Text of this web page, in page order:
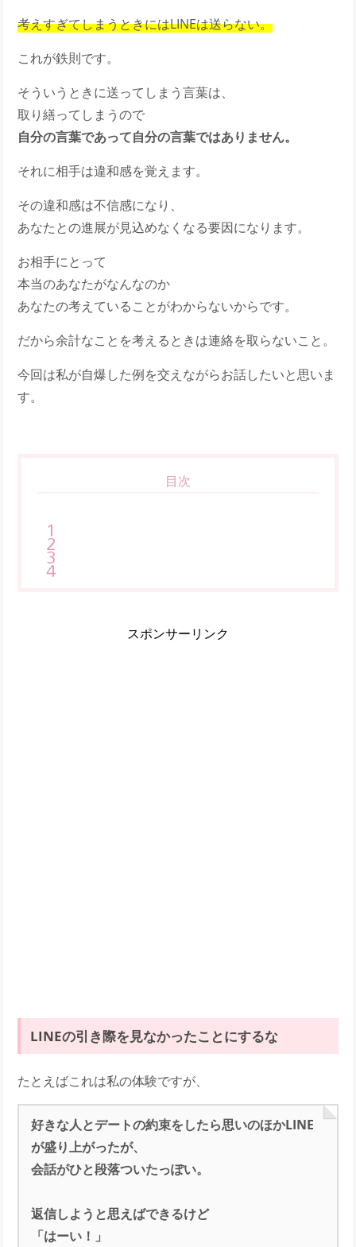
考えすぎてしまうときにはLINEは送らない。
これが鉄則です。
そういうときに送ってしまう言葉は、
取り繕ってしまうので
自分の言葉であって自分の言葉ではありません。
それに相手は違和感を覚えます。
その違和感は不信感になり、
あなたとの進展が見込めなくなる要因になります。
お相手にとって
本当のあなたがなんなのか
あなたの考えていることがわからないからです。
だから余計なことを考えるときは連絡を取らないこと。
今回は私が自爆した例を交えながらお話したいと思いま
す。
目次
スポンサーリンク
LINEの引き際を見なかったことにするな
たとえばこれは私の体験ですが、
好きな人とデートの約束をしたら思いのほかLINE
が盛り上がったが、
会話がひと段落ついたっぽい。
返信しようと思えばできるけど
「はーい！」